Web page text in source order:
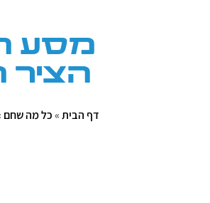
מסע
הציר
דף הבית»כל מה שחם